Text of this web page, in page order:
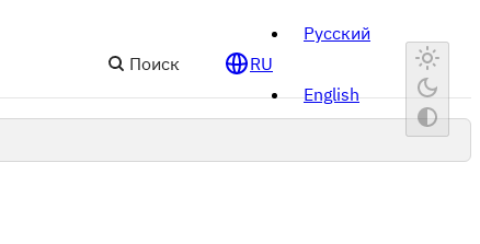
Поиск RU
Русский
English